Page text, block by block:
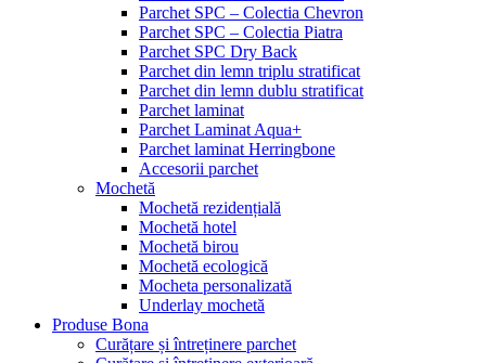
Parchet SPC – Colectia Chevron
Parchet SPC – Colectia Piatra
Parchet SPC Dry Back
Parchet din lemn triplu stratificat
Parchet din lemn dublu stratificat
Parchet laminat
Parchet Laminat Aqua+
Parchet laminat Herringbone
Accesorii parchet
Mochetă
Mochetă rezidențială
Mochetă hotel
Mochetă birou
Mochetă ecologică
Mocheta personalizată
Underlay mochetă
Produse Bona
Curățare și întreținere parchet